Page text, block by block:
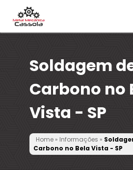
Soldagem
Carbono no
Vista - SP
Home» Informações »
Carbono no Bela Vista - SP